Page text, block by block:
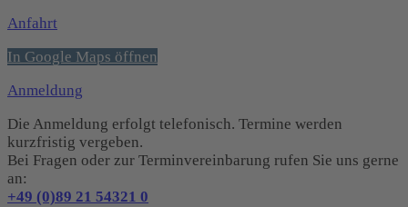
Anfahrt
In Google Maps öffnen
Anmeldung
Die Anmeldung erfolgt telefonisch. Termine werden
kurzfristig vergeben.
Bei Fragen oder zur Terminvereinbarung rufen Sie uns gerne
an:
+49 (0)89 21 54321 0